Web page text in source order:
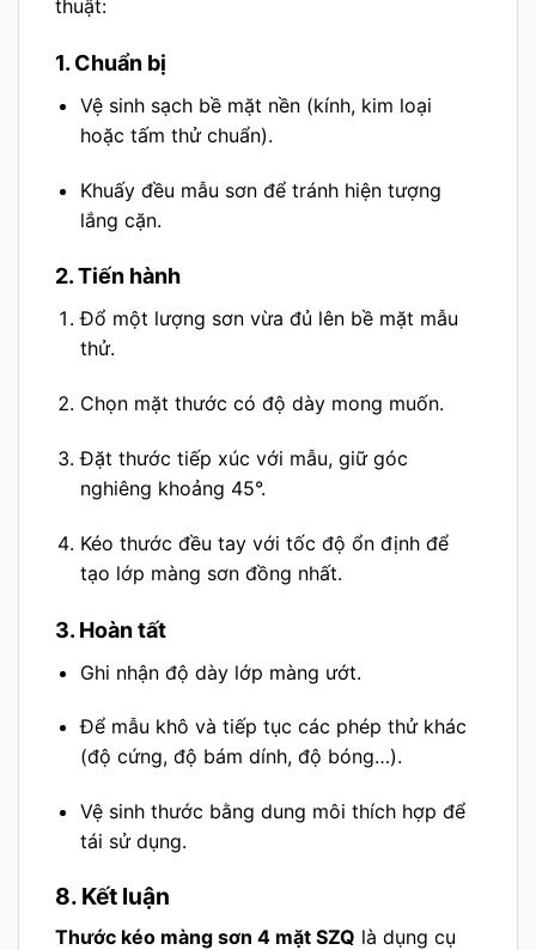
thuật:
1. Chuẩn bị
Vệ sinh sạch bề mặt nền (kính, kim loại
hoặc tấm thử chuẩn).
Khuấy đều mẫu sơn để tránh hiện tượng
lắng cặn.
2. Tiến hành
Đổ một lượng sơn vừa đủ lên bề mặt mẫu
thử.
Chọn mặt thước có độ dày mong muốn.
Đặt thước tiếp xúc với mẫu, giữ góc
nghiêng khoảng 45°.
Kéo thước đều tay với tốc độ ổn định để
tạo lớp màng sơn đồng nhất.
3. Hoàn tất
Ghi nhận độ dày lớp màng ướt.
Để mẫu khô và tiếp tục các phép thử khác
(độ cứng, độ bám dính, độ bóng…).
Vệ sinh thước bằng dung môi thích hợp để
tái sử dụng.
8. Kết luận
Thước kéo màng sơn 4 mặt SZQ là dụng cụ